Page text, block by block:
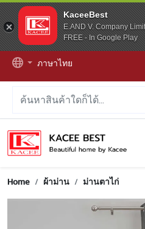
KaceeBest
E.AND V. Company
FREE - In Google Play
ภาษาไทย
Home ผ้าม่าน ม่านตาไก่